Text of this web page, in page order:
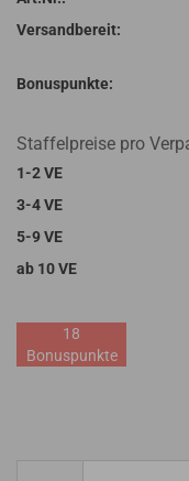
Versandbereit:
Bonuspunkte:
Staffelpreise pro
1-2 VE
3-4 VE
5-9 VE
ab 10 VE
18
Bonuspunkte